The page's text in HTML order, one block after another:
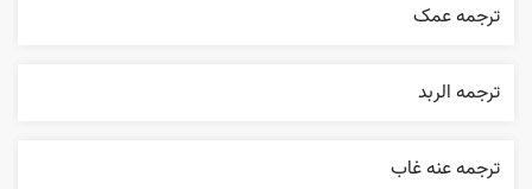
ترجمه عمک
ترجمه الربد
ترجمه عنه غاب